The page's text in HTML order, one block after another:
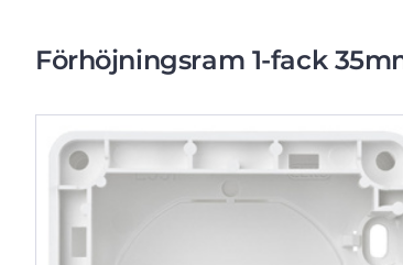
Förhöjningsram 1-fack